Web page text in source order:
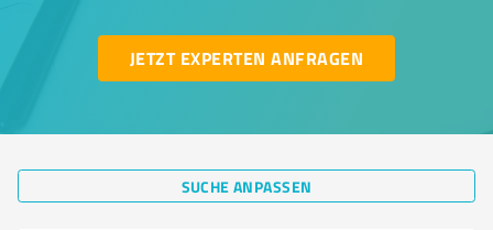
JETZT EXPERTEN ANFRAGEN
SUCHE ANPASSEN